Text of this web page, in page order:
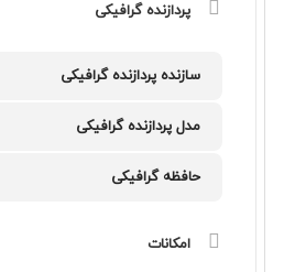
پردازنده گرافیکی
سازنده پردازنده گرافیکی
مدل پردازنده گرافیکی
حافظه گرافیکی
امکانات